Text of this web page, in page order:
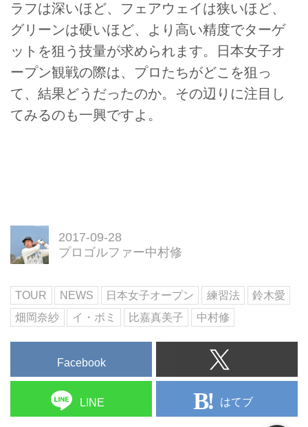
ラフは深いほど、フェアウェイは狭いほど、
グリーンは硬いほど、より高い精度でターゲ
ットを狙う技量が求められます。日本女子オ
ープン観戦の際は、プロたちがどこを狙っ
て、結果どうだったのか。その辺りに注目し
てみるのも一興ですよ。
2017-09-28
プロゴルファー中村修
TOUR NEWS 日本女子オープン 練習法
鈴木愛
畑岡奈紗
イ・ボミ 比嘉真美子 中村修
Facebook
LINE はてブ